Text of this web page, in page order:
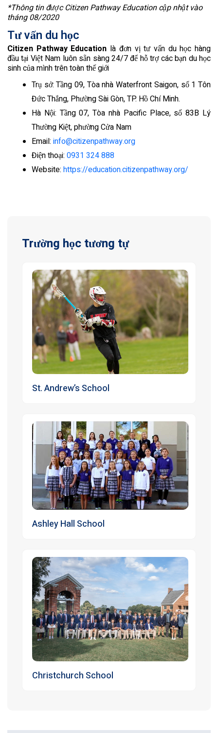
*Thông tin được Citizen Pathway Education cập nhật vào
tháng 08/2020
Tư vấn du học
Citizen Pathway Education là đơn vị tư vấn du học hàng
đầu tại Việt Nam luôn sẵn sàng 24/7 để hỗ trợ các bạn du học
sinh của mình trên toàn thế giới
Trụ sở: Tầng 09, Tòa nhà Waterfront Saigon, số 1 Tôn
Đức Thắng, Phường Sài Gòn, TP. Hồ Chí Minh.
Hà Nội: Tầng 07, Tòa nhà Pacific Place, số 83B Lý
Thường Kiệt, phường Cửa Nam
Email: info@citizenpathway.org
Điện thoại: 0931 324 888
Website: https://education.citizenpathway.org/
Trường học tương tự
St. Andrew’s School
Ashley Hall School
Christchurch School